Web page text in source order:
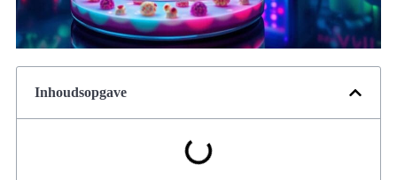
Inhoudsopgave